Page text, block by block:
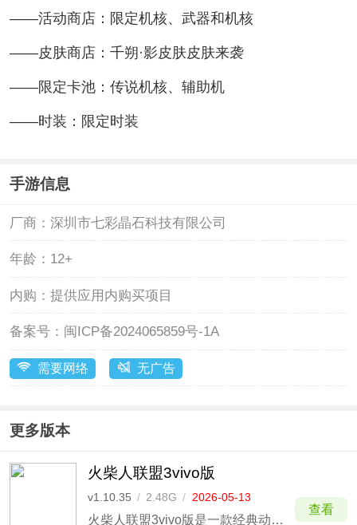
——活动商店：限定机核、武器和机核
——皮肤商店：千朔·影皮肤皮肤来袭
——限定卡池：传说机核、辅助机
——时装：限定时装
手游信息
厂商： 深圳市七彩晶石科技有限公司
年龄： 12+
内购： 提供应用内购买项目
备案号： 闽ICP备2024065859号-1A
需要网络 无广告
更多版本
火柴人联盟3vivo版
v1.10.35 / 2.48G / 2026-05-13
火柴人联盟3vivo版是一款经典动作冒险手游，带来多种风格地图以及500+持续更新的关卡，从神秘的异域丛林到炽热的火山地带，从古老的城堡废墟到未来感十足的科技都市，玩家将在火柴人世界体味趣味冒险。
查看